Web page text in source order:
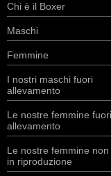
Chi è il Boxer
Maschi
Femmine
I nostri maschi fuori
allevamento
Le nostre femmine fuori
allevamento
Le nostre femmine non
in riproduzione